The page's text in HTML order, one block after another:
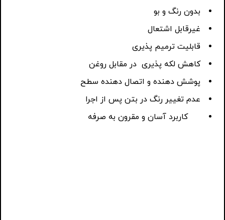
بدون رنگ و بو
غیرقابل اشتعال
قابلیت ترمیم پذیری
کاهش لکه پذیری در مقابل روغن
پوشش دهنده و اتصال دهنده سطح
عدم تغییر رنگ در بتن پس از اجرا
کاربرد آسان و مقرون به صرفه